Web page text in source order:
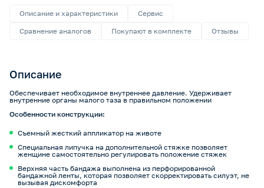
Описание и характеристики
Сервис
Сравнение аналогов
Покупают в комплекте Отзывы
Описание
Обеспечивает необходимое внутреннее давление. Удерживает
внутренние органы малого таза в правильном положении
Особенности конструкции:
Съемный жесткий аппликатор на животе
Специальная липучка на дополнительной стяжке позволяет
женщине самостоятельно регулировать положение стяжек
Верхняя часть бандажа выполнена из перфорированной
бандажной ленты, которая позволяет скорректировать силуэт, не
вызывая дискомфорта